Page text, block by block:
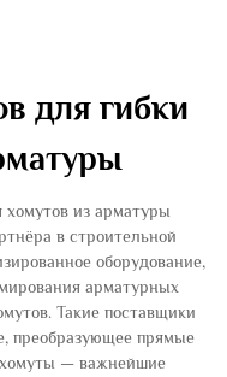
для гибки
хомутов из арматуры
в строительной
оборудование,
арматурных
Такие поставщики
преобразующее прямые
— важнейшие